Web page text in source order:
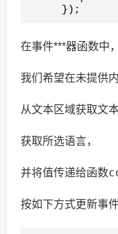
});
在事件***器函数中，
我们希望在未提供
从文本区域获取文本
获取所选语言，
并将值传递给函数
按如下方式更新事件